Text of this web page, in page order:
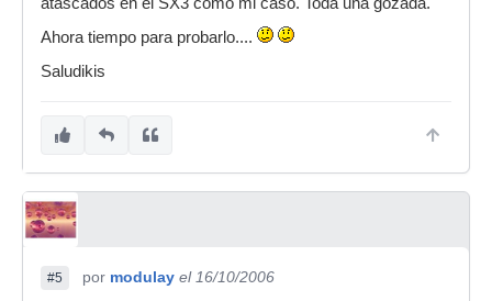
Ahora tiempo para probarlo....
Saludikis
#5 por modulay el 16/10/2006